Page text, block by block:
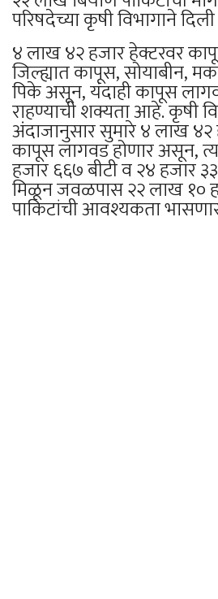
परिषदेच्या कृषी विभागाने
४ लाख ४२ हजार हेक्टरवर
जिल्ह्यात कापूस, सोयाबीन,
पिके असून, यंदाही कापूस
राहण्याची शक्यता आहे. कृषी
अंदाजानुसार सुमारे ४ लाख ४२
कापूस लागवड होणार असून,
हजार ६६७ बीटी व २४ हजार
मिळून जवळपास २२ लाख १०
पाकिटांची आवश्यकता